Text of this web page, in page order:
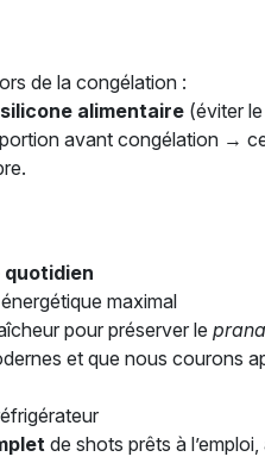
de la congélation :
silicone alimentaire (éviter
avant congélation →
maximal
pour préserver le prana
et que nous courons
de shots prêts à